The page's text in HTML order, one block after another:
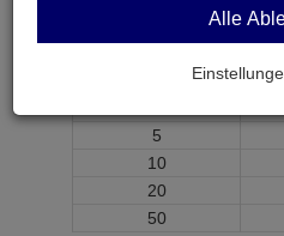
ab Menge
5
10
20
50
Alle